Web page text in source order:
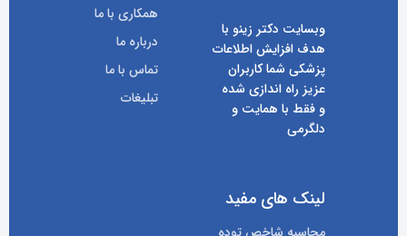
وبسایت دکتر زینو با
هدف افزایش اطلاعات
پزشکی شما کاربران
عزیز راه اندازی شده
و فقط با همایت و
دلگرمی
همکاری با ما
درباره ما
تماس با ما
تبلیغات
لینک های مفید